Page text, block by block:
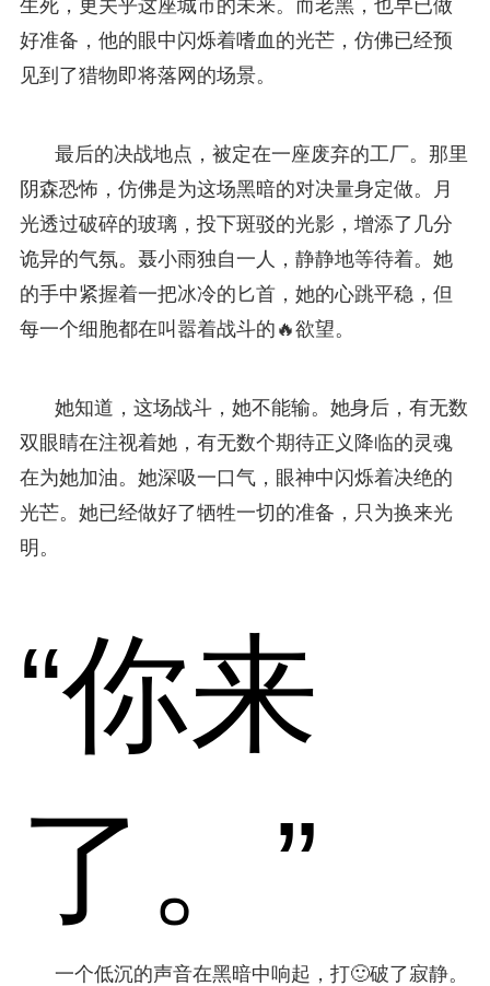
生死，更关乎这座城市的未来。而老黑，也早已做
好准备，他的眼中闪烁着嗜血的光芒，仿佛已经预
见到了猎物即将落网的场景。
最后的决战地点，被定在一座废弃的工厂。那里
阴森恐怖，仿佛是为这场黑暗的对决量身定做。月
光透过破碎的玻璃，投下斑驳的光影，增添了几分
诡异的气氛。聂小雨独自一人，静静地等待着。她
的手中紧握着一把冰冷的匕首，她的心跳平稳，但
每一个细胞都在叫嚣着战斗的🔥欲望。
她知道，这场战斗，她不能输。她身后，有无数
双眼睛在注视着她，有无数个期待正义降临的灵魂
在为她加油。她深吸一口气，眼神中闪烁着决绝的
光芒。她已经做好了牺牲一切的准备，只为换来光
明。
“你来
了。”
一个低沉的声音在黑暗中响起，打🙂破了寂静。